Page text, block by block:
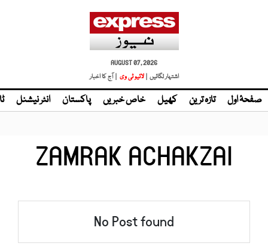
AUGUST 07, 2026
اشتہار لگائیں |
| آج کا اخبار
صفحۂ اول تازہ ترین کھیل خاص خبریں پاکستان انٹر نیشنل
ZAMRAK ACHAKZAI
No Post found